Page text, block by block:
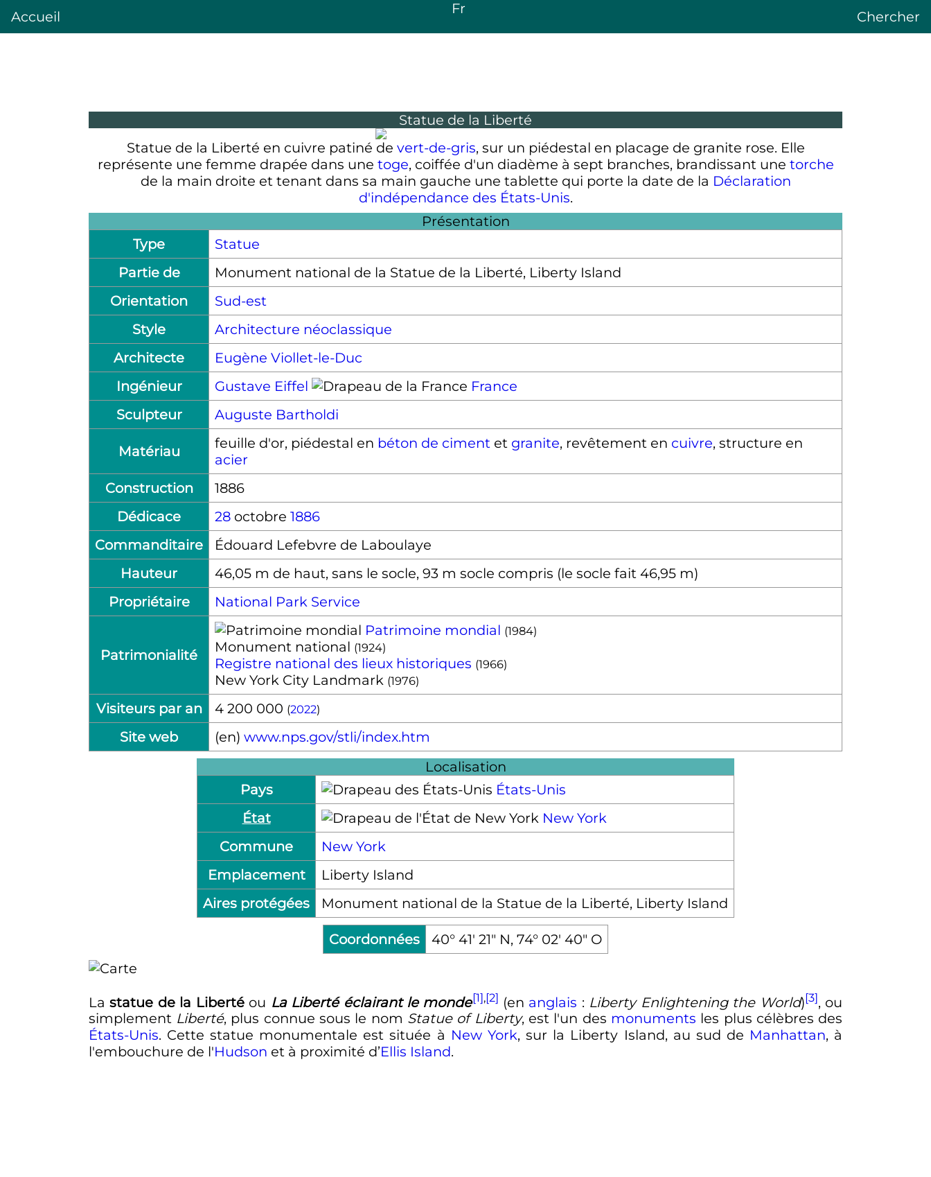
Accueil Fr Chercher
Statue de la Liberté
Statue de la Liberté en cuivre patiné de vert-de-gris, sur un piédestal en placage de granite rose. Elle
représente une femme drapée dans une toge, coiffée d'un diadème à sept branches, brandissant une torche
de la main droite et tenant dans sa main gauche une tablette qui porte la date de la Déclaration
d'indépendance des États-Unis.
Présentation
Type
Statue
Partie de
Monument national de la Statue de la Liberté, Liberty Island
Orientation
Sud-est
Style
Architecture néoclassique
Architecte
Eugène Viollet-le-Duc
Ingénieur
Gustave Eiffel
France
Sculpteur
Auguste Bartholdi
Matériau feuille d'or, piédestal en béton de ciment et granite, revêtement en cuivre, structure en
acier
Construction
1886
Dédicace
28 octobre 1886
Commanditaire
Édouard Lefebvre de Laboulaye
Hauteur
46,05 m de haut, sans le socle, 93 m socle compris (le socle fait 46,95 m)
Propriétaire
National Park Service
Patrimonialité
Patrimoine mondial (1984)
Monument national (1924)
Registre national des lieux historiques (1966)
New York City Landmark (1976)
Visiteurs par an 4 200 000 (2022)
Site web (en) www.nps.gov/stli/index.htm
Localisation
Pays
États-Unis
État
New York
Commune
New York
Emplacement
Liberty Island
Aires protégées
Monument national de la Statue de la Liberté, Liberty Island
Coordonnées 40° 41′ 21″ N, 74° 02′ 40″ O
Lastatue de la Libertéou La Liberté éclairant le monde[1],[2] (en anglais : Liberty Enlightening the World)[3], ou
simplement Liberté, plus connue sous le nom Statue of Liberty, est l'un des monuments les plus célèbres des
États-Unis. Cette statue monumentale est située à New York, sur la Liberty Island, au sud de Manhattan, à
l'embouchure de l'Hudson et à proximité d’Ellis Island.